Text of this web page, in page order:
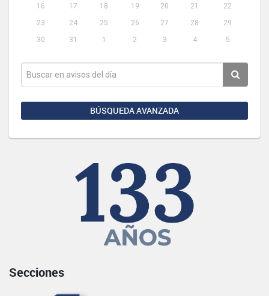
16
17 18 19 20 21
22
23
24 25 26 27 28
29
30
31 1 2 3 4 5
BÚSQUEDA AVANZADA
Secciones